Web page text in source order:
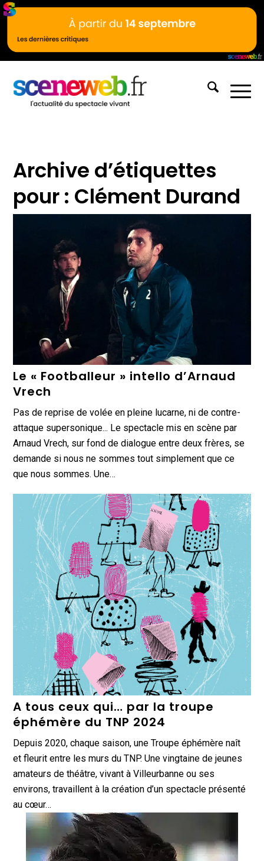
Archive d’étiquettes
pour : Clément Durand
Le « Footballeur » intello d’Arnaud
Vrech
Pas de reprise de volée en pleine lucarne, ni de contre-
attaque supersonique... Le spectacle mis en scène par
Arnaud Vrech, sur fond de dialogue entre deux frères, se
demande si nous ne sommes tout simplement que ce
que nous sommes. Une…
A tous ceux qui… par la troupe
éphémère du TNP 2024
Depuis 2020, chaque saison, une Troupe éphémère naît
et fleurit entre les murs du TNP. Une vingtaine de jeunes
amateurs de théâtre, vivant à Villeurbanne ou ses
environs, travaillent à la création d’un spectacle présenté
au cœur…